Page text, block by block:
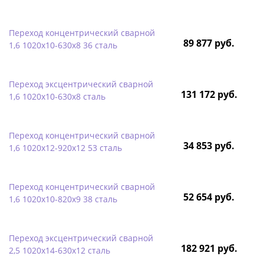
Переход концентрический сварной
1,6 1020х10-630х8 36 сталь
89 877 руб.
Переход эксцентрический сварной
1,6 1020х10-630х8 сталь
131 172 руб.
Переход концентрический сварной
1,6 1020х12-920х12 53 сталь
34 853 руб.
Переход концентрический сварной
1,6 1020х10-820х9 38 сталь
52 654 руб.
Переход эксцентрический сварной
2,5 1020х14-630х12 сталь
182 921 руб.